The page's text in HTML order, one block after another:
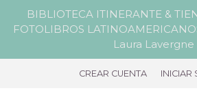
BIBLIOTECA ITINERANTE &
FOTOLIBROS
Laura Lavergne
CREAR CUENTA INICIAR